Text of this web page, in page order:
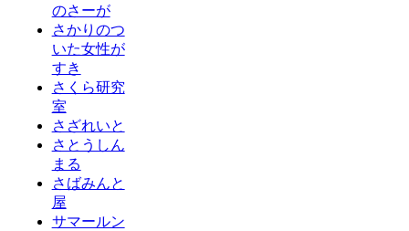
のさーが
さかりのつ
いた女性が
すき
さくら研究
室
さざれいと
さとうしん
まる
さばみんと
屋
サマールン